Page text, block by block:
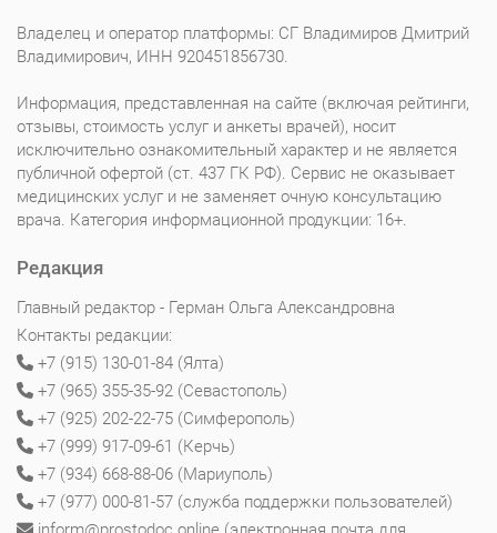
Владелец и оператор платформы: СГ Владимиров Дмитрий
Владимирович, ИНН 920451856730.
Информация, представленная на сайте (включая рейтинги,
отзывы, стоимость услуг и анкеты врачей), носит
исключительно ознакомительный характер и не является
публичной офертой (ст. 437 ГК РФ). Сервис не оказывает
медицинских услуг и не заменяет очную консультацию
врача. Категория информационной продукции: 16+.
Редакция
Главный редактор - Герман Ольга Александровна
Контакты редакции:
+7 (915) 130-01-84 (Ялта)
+7 (965) 355-35-92 (Севастополь)
+7 (925) 202-22-75 (Симферополь)
+7 (999) 917-09-61 (Керчь)
+7 (934) 668-88-06 (Мариуполь)
+7 (977) 000-81-57 (служба поддержки пользователей)